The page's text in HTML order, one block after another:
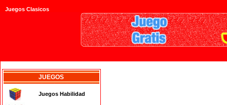
Juegos Clasicos
JUEGOS
Juegos Habilidad